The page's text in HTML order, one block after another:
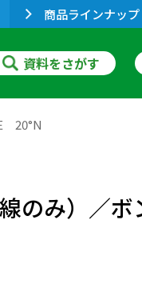
商品ラインナッ
資料をさがす
20°N
線のみ）